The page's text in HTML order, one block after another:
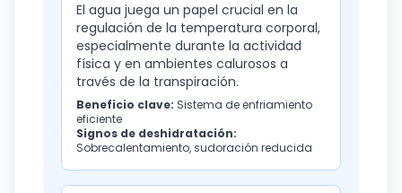
El agua juega un papel crucial en la
regulación de la temperatura corporal,
especialmente durante la actividad
física y en ambientes calurosos a
través de la transpiración.
Beneficio clave: Sistema de enfriamiento
eficiente
Signos de deshidratación:
Sobrecalentamiento, sudoración reducida